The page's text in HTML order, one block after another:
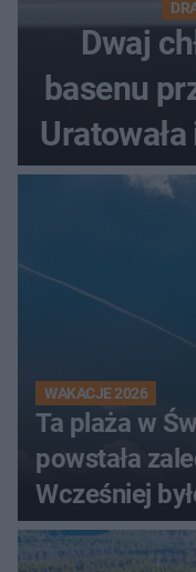
Dwaj
basenu
WAKACJE 2026
Ta plaża w
powstała
Wcześniej
innego